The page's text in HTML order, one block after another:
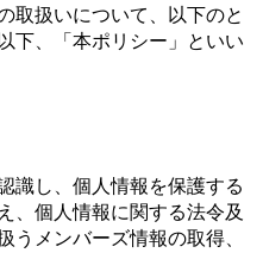
取扱いについて、以下のと
下、「本ポリシー」といい
識し、個人情報を保護する
、個人情報に関する法令及
うメンバーズ情報の取得、